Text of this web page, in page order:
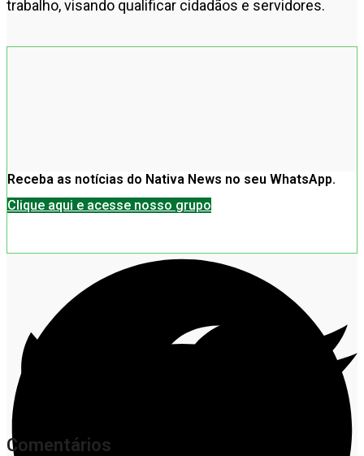
trabalho, visando qualificar cidadãos e servidores.
Receba as notícias do Nativa News no seu WhatsApp.
Clique aqui e acesse nosso grupo
Comentários